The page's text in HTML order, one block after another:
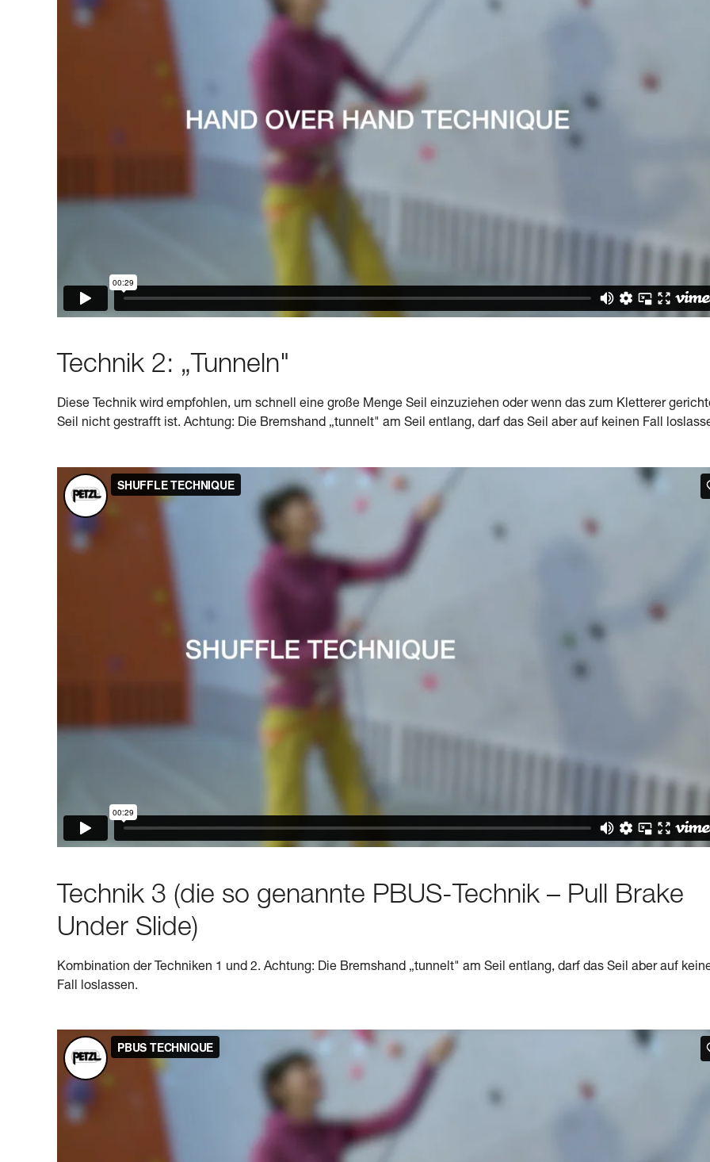
Technik 2: „Tunneln"
Diese Technik wird empfohlen, um schnell eine große Menge Seil einzuziehen oder wenn das zum Kletterer
Seil nicht gestrafft ist. Achtung: Die Bremshand „tunnelt" am Seil entlang, darf das Seil aber auf keinen Fall
Technik 3 (die so genannte PBUS-Technik – Pull Brake
Under Slide)
Kombination der Techniken 1 und 2. Achtung: Die Bremshand „tunnelt" am Seil entlang, darf das Seil aber auf
Fall loslassen.